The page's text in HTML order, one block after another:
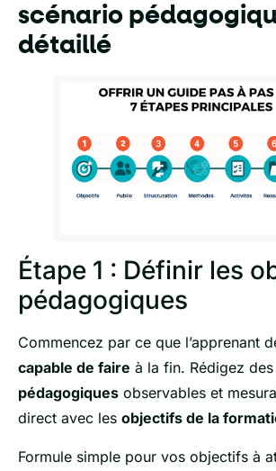
scénario
détaillé
Étape 1 : Définir les
pédagogiques
Commencez par ce que l’apprenant
capable de faire à la fin. Rédigez des
pédagogiques observables et
direct avec les objectifs de la
Formule simple pour vos objectifs à